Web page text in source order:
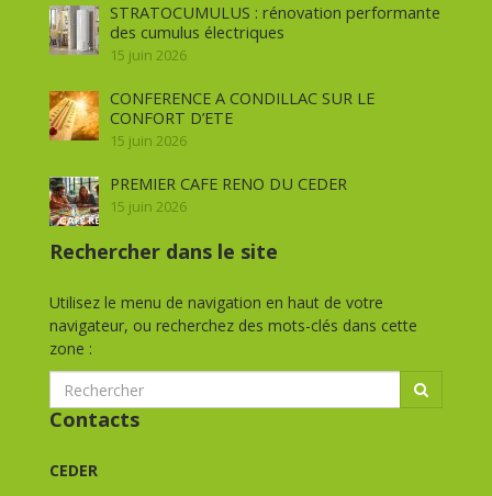
STRATOCUMULUS : rénovation performante
des cumulus électriques
15 juin 2026
CONFERENCE A CONDILLAC SUR LE
CONFORT D’ETE
15 juin 2026
PREMIER CAFE RENO DU CEDER
15 juin 2026
Rechercher dans le site
Utilisez le menu de navigation en haut de votre
navigateur, ou recherchez des mots-clés dans cette
zone :
Contacts
CEDER